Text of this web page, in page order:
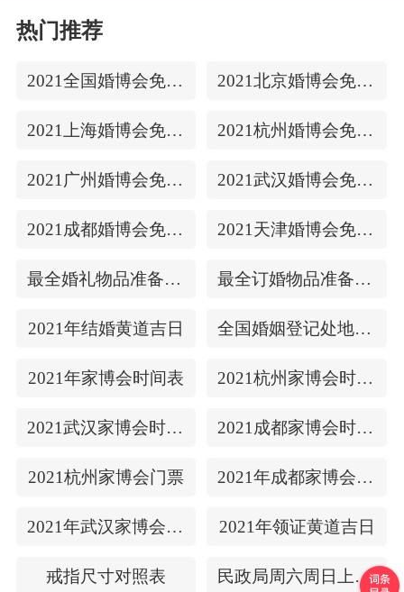
热门推荐
2021全国婚博会免费门票 2021北京婚博会免费门票
2021上海婚博会免费门票 2021杭州婚博会免费门票
2021广州婚博会免费门票 2021武汉婚博会免费门票
2021成都婚博会免费门票 2021天津婚博会免费门票
最全婚礼物品准备清单 最全订婚物品准备清单
2021年结婚黄道吉日 全国婚姻登记处地址/上下时间
2021年家博会时间表 2021杭州家博会时间表
2021武汉家博会时间表 2021成都家博会时间表
2021杭州家博会门票 2021年成都家博会门票
2021年武汉家博会门票 2021年领证黄道吉日
戒指尺寸对照表 民政局周六周日上班吗